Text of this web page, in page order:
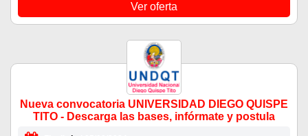
Ver oferta
Nueva convocatoria UNIVERSIDAD DIEGO QUISPE
TITO - Descarga las bases, infórmate y postula